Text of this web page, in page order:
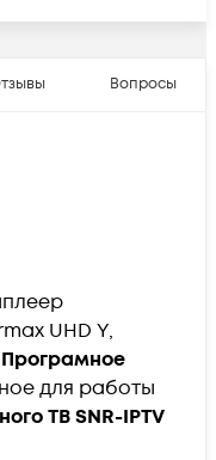
Вопросы
UHD Y,
для работы
ТВ SNR-IPTV